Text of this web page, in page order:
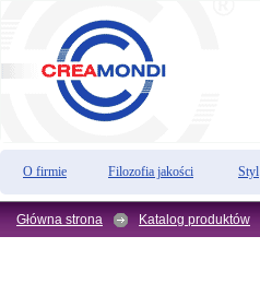
O firmie Filozofia jakości Styl
Główna strona Katalog produktów